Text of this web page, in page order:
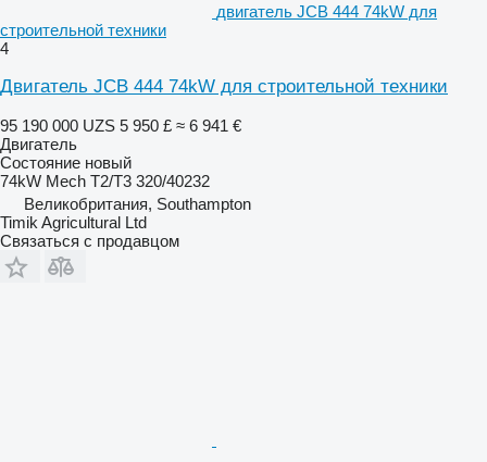
двигатель JCB 444 74kW для
строительной техники
4
Двигатель JCB 444 74kW для строительной техники
95 190 000 UZS 5 950 £ ≈ 6 941 €
Двигатель
Состояние новый
74kW Mech T2/T3 320/40232
Великобритания, Southampton
Timik Agricultural Ltd
Связаться с продавцом